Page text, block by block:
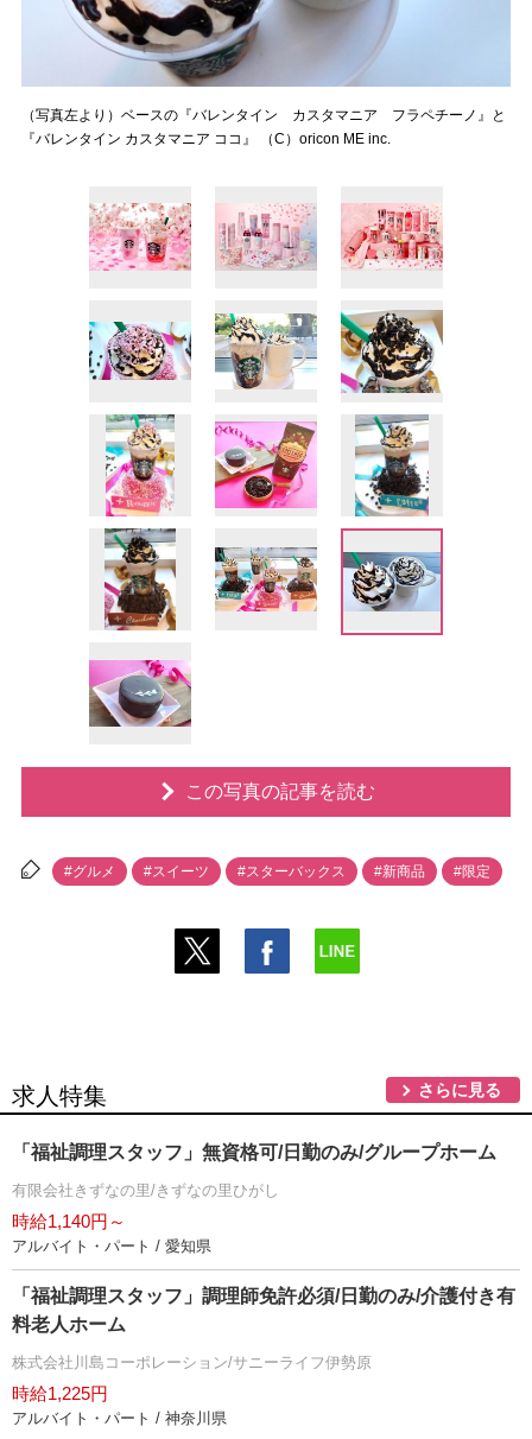
（写真左より）ベースの『バレンタイン カスタマニア フラペチーノ』と
『バレンタイン カスタマニア ココ』 （C）oricon ME inc.
この写真の記事を読む
#グルメ #スイーツ #スターバックス #新商品 #限定
求人特集 さらに見る
「福祉調理スタッフ」無資格可/日勤のみ/グループホーム
有限会社きずなの里/きずなの里ひがし
時給1,140円～
アルバイト・パート / 愛知県
「福祉調理スタッフ」調理師免許必須/日勤のみ/介護付き有
料老人ホーム
株式会社川島コーポレーション/サニーライフ伊勢原
時給1,225円
アルバイト・パート / 神奈川県